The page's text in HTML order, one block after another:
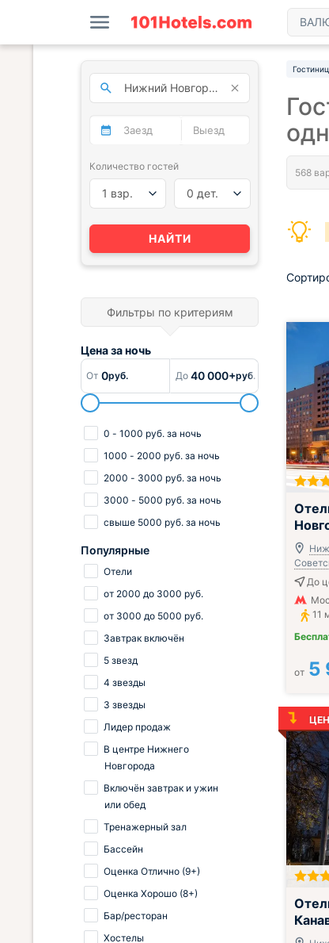
Всё
До
11
от 5
Количество гостей
1 взр. 0 дет.
НАЙТИ
Фильтры по критериям
Цена заночь
От 0руб. До 40 000+руб.
0 - 1000 руб. за ночь
1000 - 2000 руб. за ночь
2000 - 3000 руб. за ночь
3000 - 5000 руб. за ночь
свыше 5000 руб. за ночь
Популярные
Отели
от 2000 до 3000 руб.
от 3000 до 5000 руб.
Завтрак включён
5 звезд
4 звезды
3 звезды
Лидер продаж
В центре Нижнего
Новгорода
Включён завтрак и ужин
или обед
Тренажерный зал
Бассейн
Оценка Отлично (9+)
Оценка Хорошо (8+)
Бар/ресторан
Хостелы